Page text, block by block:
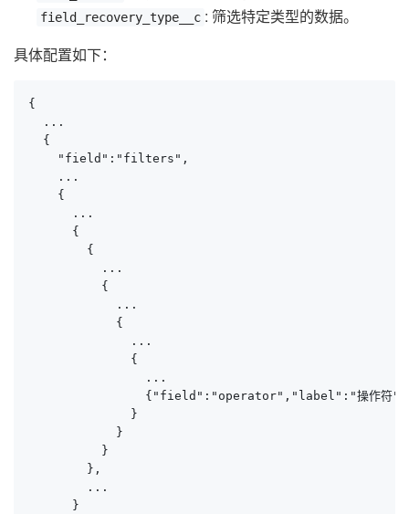
field_recovery_type__c : 筛选特定类型的数据。
具体配置如下：
{
  ...
  {
    "field":"filters",
    ...
    {
      ...
      {
        {
          ...
          {
            ...
            {
              ...
              {
                ...
{"field":"operator","label":"操作符
              }
            }
          }
        },
        ...
      }